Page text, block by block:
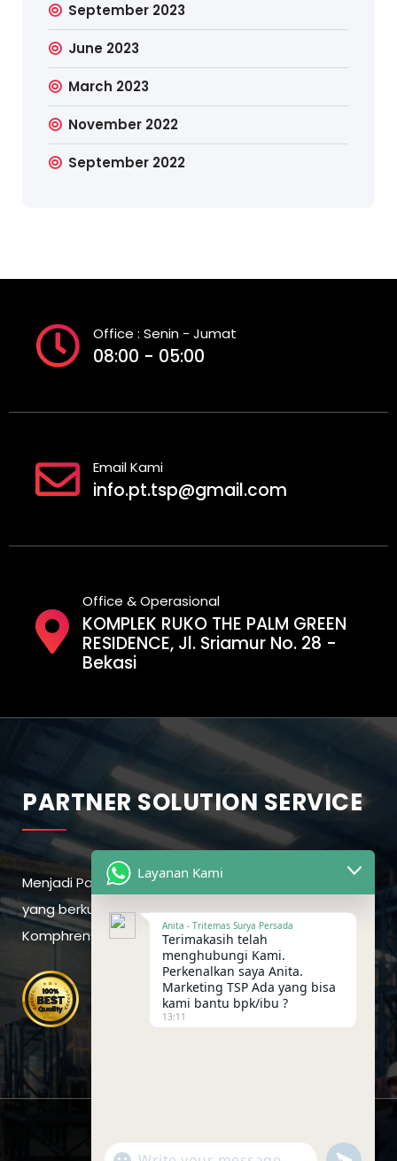
September 2023
June 2023
March 2023
November 2022
September 2022
Office : Senin - Jumat
08:00 - 05:00
Email Kami
info.pt.tsp@gmail.com
Office & Operasional
KOMPLEK RUKO THE PALM GREEN
RESIDENCE, Jl. Sriamur No. 28 -
Bekasi
PARTNER SOLUTION SERVICE
Menjadi Partner Solusi terdepan dengan pelayanan
yang berkualitas. Memberikan Jasa Secara
Komphrensif demi kepuasan pelanggan
Layanan Kami
Anita - Tritemas Surya Persada
Terimakasih telah
menghubungi Kami.
Perkenalkan saya Anita.
Marketing TSP Ada yang bisa
kami bantu bpk/ibu ?
13:11